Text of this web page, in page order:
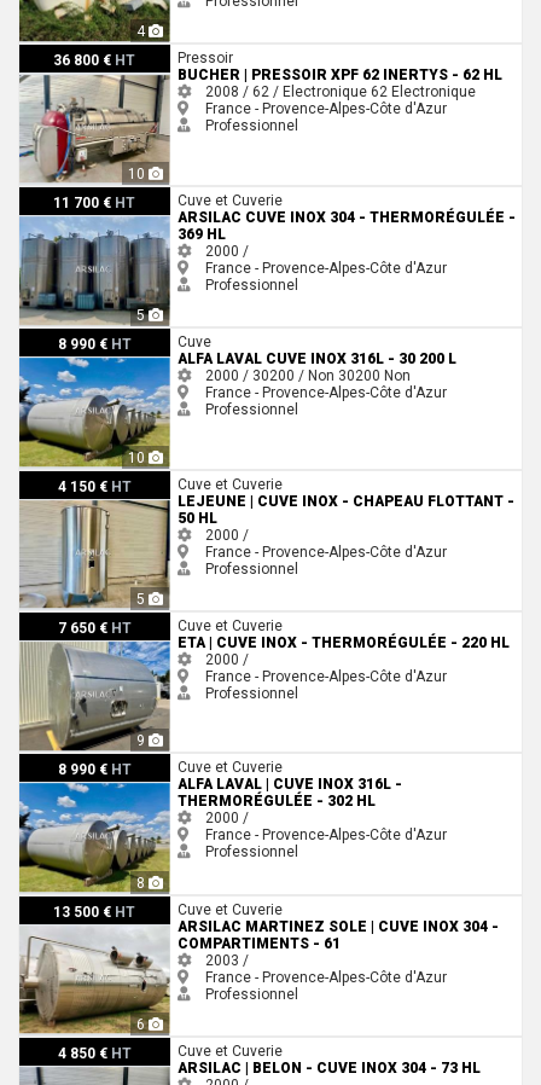
4
36 800 € HT
10
Bucher | Pressoir XPF 62 INERTYS - 62 HL
Pressoir
BUCHER | PRESSOIR XPF 62 INERTYS - 62 HL
2008 / 62 / Electronique 62 Electronique
France - Provence-Alpes-Côte d'Azur
Professionnel
11 700 € HT
5
ARSILAC Cuve inox 304 - Thermorégulée - 369 HL
Cuve et Cuverie
ARSILAC CUVE INOX 304 - THERMORÉGULÉE -
369 HL
2000 /
France - Provence-Alpes-Côte d'Azur
Professionnel
8 990 € HT
10
ALFA LAVAL Cuve inox 316L - 30 200 L
Cuve
ALFA LAVAL CUVE INOX 316L - 30 200 L
2000 / 30200 / Non 30200 Non
France - Provence-Alpes-Côte d'Azur
Professionnel
4 150 € HT
5
LEJEUNE | Cuve inox - Chapeau flottant - 50 HL
Cuve et Cuverie
LEJEUNE | CUVE INOX - CHAPEAU FLOTTANT -
50 HL
2000 /
France - Provence-Alpes-Côte d'Azur
Professionnel
7 650 € HT
9
Eta | Cuve inox - Thermorégulée - 220 HL
Cuve et Cuverie
ETA | CUVE INOX - THERMORÉGULÉE - 220 HL
2000 /
France - Provence-Alpes-Côte d'Azur
Professionnel
8 990 € HT
8
ALFA LAVAL | Cuve inox 316L - Thermorégulée - 302 HL
Cuve et Cuverie
ALFA LAVAL | CUVE INOX 316L -
THERMORÉGULÉE - 302 HL
2000 /
France - Provence-Alpes-Côte d'Azur
Professionnel
13 500 € HT
6
ARSILAC MARTINEZ SOLE | Cuve inox 304 - Compartiments - 61
Cuve et Cuverie
ARSILAC MARTINEZ SOLE | CUVE INOX 304 -
COMPARTIMENTS - 61
2003 /
France - Provence-Alpes-Côte d'Azur
Professionnel
4 850 € HT
ARSILAC | Belon - Cuve inox 304 - 73 HL
Cuve et Cuverie
ARSILAC | BELON - CUVE INOX 304 - 73 HL